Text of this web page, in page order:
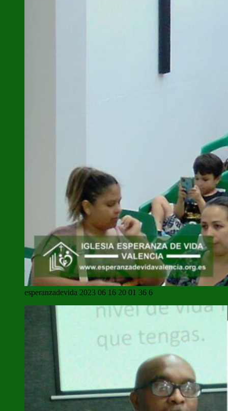
esperanzadevida 2023 06 16 20 01 36 6